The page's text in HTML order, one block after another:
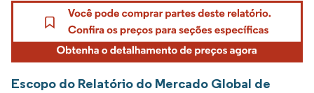
Escopo do Relatório do Mercado Global de